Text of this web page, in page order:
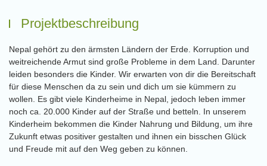
Projektbeschreibung
Nepal gehört zu den ärmsten Ländern der Erde. Korruption und
weitreichende Armut sind große Probleme in dem Land. Darunter
leiden besonders die Kinder. Wir erwarten von dir die Bereitschaft
für diese Menschen da zu sein und dich um sie kümmern zu
wollen. Es gibt viele Kinderheime in Nepal, jedoch leben immer
noch ca. 20.000 Kinder auf der Straße und betteln. In unserem
Kinderheim bekommen die Kinder Nahrung und Bildung, um ihre
Zukunft etwas positiver gestalten und ihnen ein bisschen Glück
und Freude mit auf den Weg geben zu können.